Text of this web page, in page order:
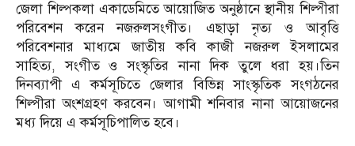
জেলা শিল্পকলা একাডেমিতে আয়োজিত অনুষ্ঠানে স্থানীয় শিল্পীরা
পরিবেশন করেন নজরুলসংগীত। এছাড়া নৃত্য ও আবৃত্তি
পরিবেশনার মাধ্যমে জাতীয় কবি কাজী নজরুল ইসলামের
সাহিত্য, সংগীত ও সংস্কৃতির নানা দিক তুলে ধরা হয়।তিন
দিনব্যাপী এ কর্মসূচিতে জেলার বিভিন্ন সাংস্কৃতিক সংগঠনের
শিল্পীরা অংশগ্রহণ করবেন। আগামী শনিবার নানা আয়োজনের
মধ্য দিয়ে এ কর্মসূচিপালিত হবে।